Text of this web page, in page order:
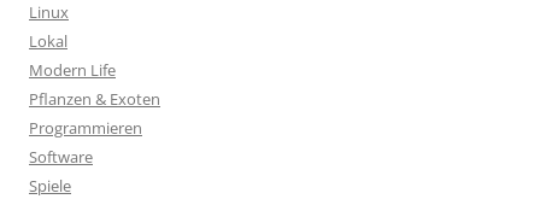
Linux
Lokal
Modern Life
Pflanzen & Exoten
Programmieren
Software
Spiele